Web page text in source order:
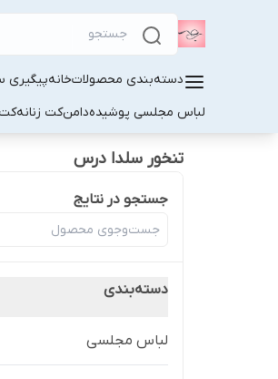
دسته‌بندی محصولاتخانهپیگیری
لباس مجلسی پوشیدهدامنکت زنانهکت
تنخور سلدا درس
جستجو در نتایج
دسته‌بندی
لباس مجلسی